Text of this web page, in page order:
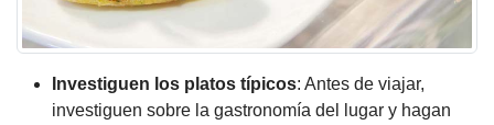
Investiguen los platos típicos: Antes de viajar,
investiguen sobre la gastronomía del lugar y hagan